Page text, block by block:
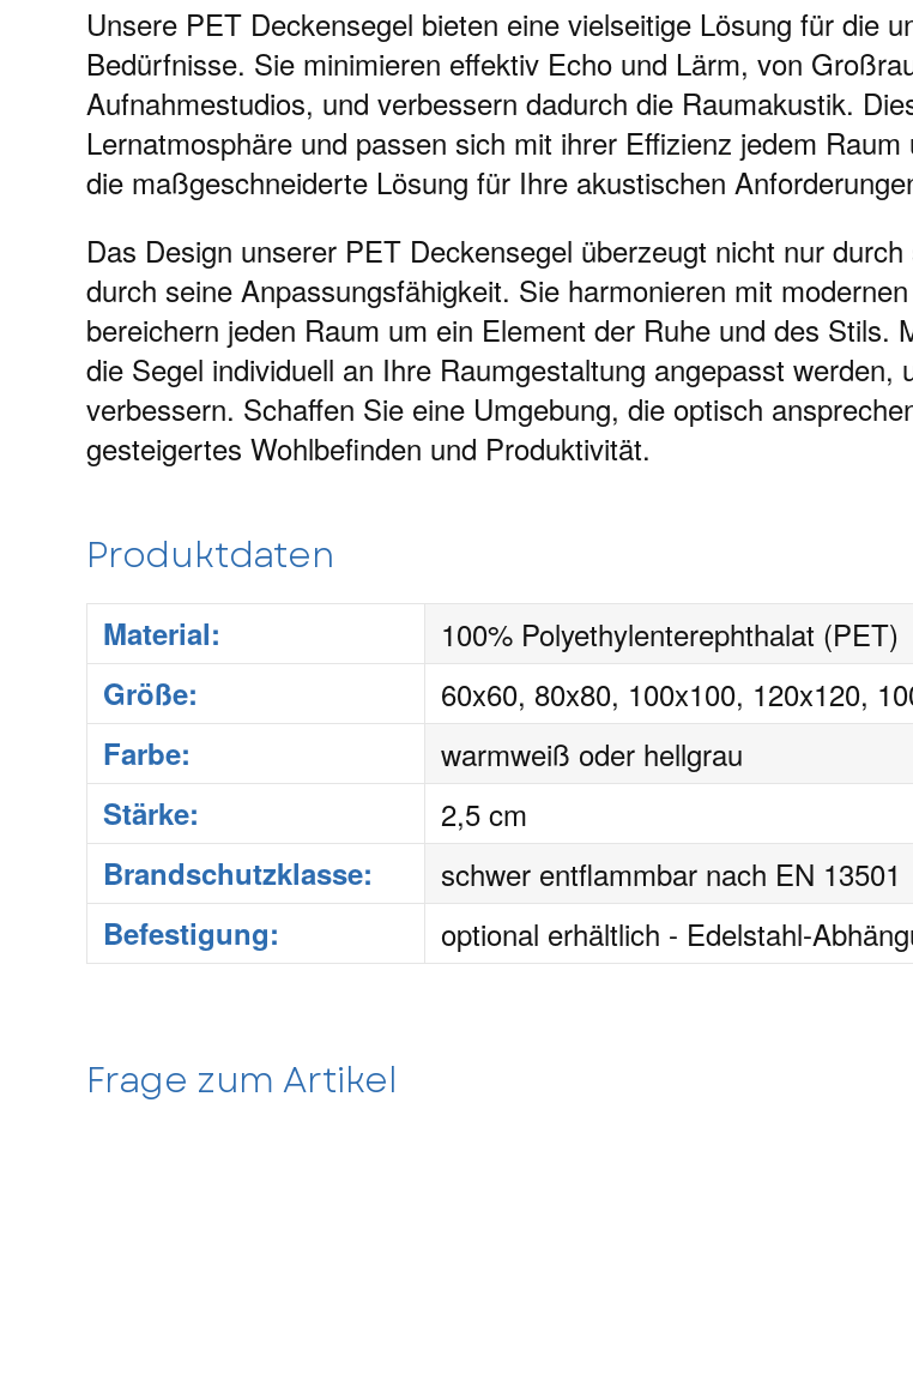
Unsere PET Deckensegel bieten eine vielseitige Lösung für die
Bedürfnisse. Sie minimieren effektiv Echo und Lärm, von
Aufnahmestudios, und verbessern dadurch die Raumakustik.
Lernatmosphäre und passen sich mit ihrer Effizienz jedem
die maßgeschneiderte Lösung für Ihre akustischen
Das Design unserer PET Deckensegel überzeugt nicht nur
durch seine Anpassungsfähigkeit. Sie harmonieren mit
bereichern jeden Raum um ein Element der Ruhe und des Stils.
die Segel individuell an Ihre Raumgestaltung angepasst
verbessern. Schaffen Sie eine Umgebung, die optisch
gesteigertes Wohlbefinden und Produktivität.
Produktdaten
Material: 100% Polyethylenterephthalat (PET)
Größe: 60x60, 80x80, 100x100, 120x120,
Farbe: warmweiß oder hellgrau
Stärke: 2,5 cm
Brandschutzklasse: schwer entflammbar nach EN 13501
Befestigung: optional erhältlich - Edelstahl-
Frage zum Artikel